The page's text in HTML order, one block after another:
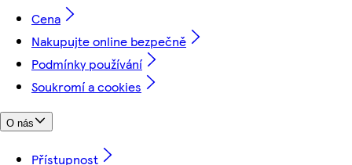
Cena
Nakupujte online bezpečně
Podmínky používání
Soukromí a cookies
O nás
Přístupnost